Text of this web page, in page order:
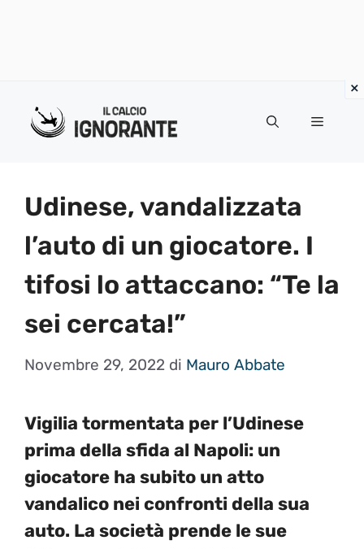
Menu
Udinese, vandalizzata
l’auto di un giocatore. I
tifosi lo attaccano: “Te la
sei cercata!”
Novembre 29, 2022 di Mauro Abbate
Vigilia tormentata per l’Udinese
prima della sfida al Napoli: un
giocatore ha subito un atto
vandalico nei confronti della sua
auto. La società prende le sue